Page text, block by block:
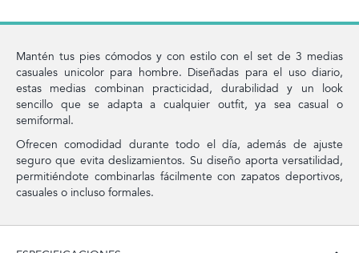
Mantén tus pies cómodos y con estilo con el set de 3 medias
casuales unicolor para hombre. Diseñadas para el uso diario,
estas medias combinan practicidad, durabilidad y un look
sencillo que se adapta a cualquier outfit, ya sea casual o
semiformal.
Ofrecen comodidad durante todo el día, además de ajuste
seguro que evita deslizamientos. Su diseño aporta versatilidad,
permitiéndote combinarlas fácilmente con zapatos deportivos,
casuales o incluso formales.